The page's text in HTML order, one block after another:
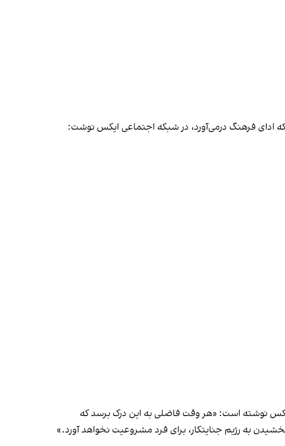
که ادای فرهنگ درمی‌آورد، در شبکه اجتماعی ایکس نوشت:
نوشته است: «هر وقت فاضلی به این درک برسد که
به رژیم جنایتکار، برای فرد مشروعیت نخواهد آورد.»